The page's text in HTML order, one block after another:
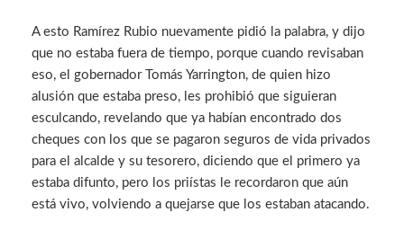
A esto Ramírez Rubio nuevamente pidió la palabra, y dijo
que no estaba fuera de tiempo, porque cuando revisaban
eso, el gobernador Tomás Yarrington, de quien hizo
alusión que estaba preso, les prohibió que siguieran
esculcando, revelando que ya habían encontrado dos
cheques con los que se pagaron seguros de vida privados
para el alcalde y su tesorero, diciendo que el primero ya
estaba difunto, pero los priístas le recordaron que aún
está vivo, volviendo a quejarse que los estaban atacando.